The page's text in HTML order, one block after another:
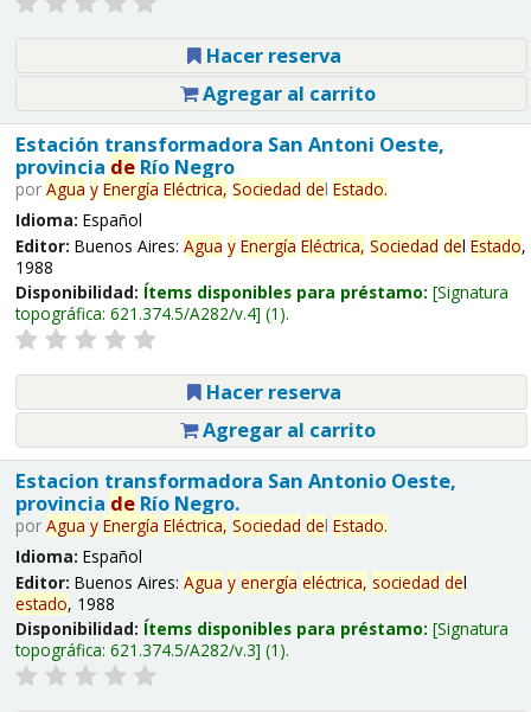
Hacer reserva
Agregar al carrito
Estación transformadora San Antoni Oeste,
provincia deRío Negro
por Agua y Energía Eléctrica, Sociedad del Estado.
Idioma: Español
Editor: Buenos Aires: Agua y Energía Eléctrica, Sociedad del Estado,
1988
Disponibilidad: Ítems disponibles para préstamo: Signatura
topográfica: 621.374.5/A282/v.4 (1).
Hacer reserva
Agregar al carrito
Estacion transformadora San Antonio Oeste,
provincia deRío Negro.
por Agua y Energía Eléctrica, Sociedad del Estado.
Idioma: Español
Editor: Buenos Aires: Agua y energía eléctrica, sociedad del
estado, 1988
Disponibilidad: Ítems disponibles para préstamo: Signatura
topográfica: 621.374.5/A282/v.3 (1).